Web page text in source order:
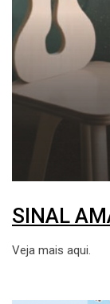
SINAL
Veja mais aqui.